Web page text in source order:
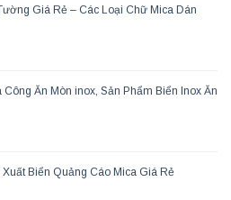
Giá Rẻ – Các Loại Chữ Mica Dán
Ăn Mòn inox, Sản Phẩm Biển Inox Ăn
Xuất Biển Quảng Cáo Mica Giá Rẻ